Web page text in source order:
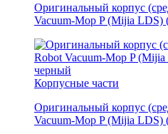
Оригинальный корпус
Vacuum-Mop P (Mijia LDS)
Корпусные части
Оригинальный корпус
Vacuum-Mop P (Mijia LDS)